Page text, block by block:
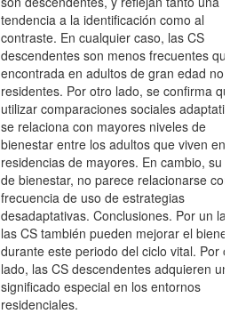
tendencia a la identificación como al
contraste. En cualquier caso, las CS
descendentes son menos frecuentes que
encontrada en adultos de gran edad no
residentes. Por otro lado, se confirma que
utilizar comparaciones sociales
se relaciona con mayores niveles de
bienestar entre los adultos que viven en
residencias de mayores. En cambio, su
de bienestar, no parece relacionarse con
frecuencia de uso de estrategias
desadaptativas. Conclusiones. Por un
las CS también pueden mejorar el
durante este periodo del ciclo vital. Por
lado, las CS descendentes adquieren un
significado especial en los entornos
residenciales.